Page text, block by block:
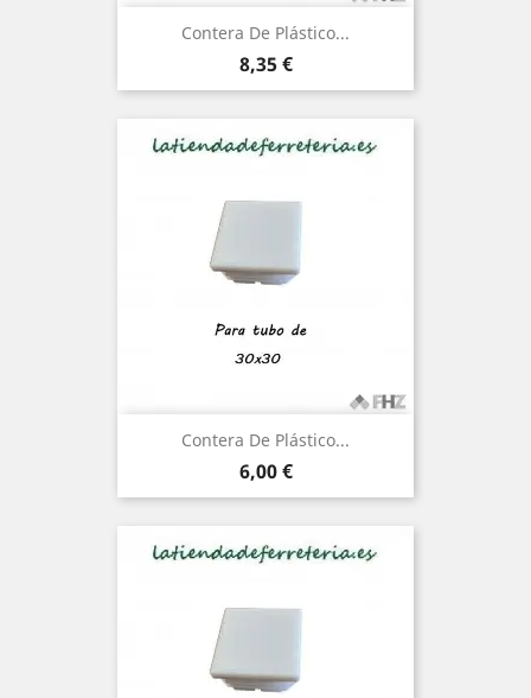
Contera De Plástico...
Precio
8,35 €
Contera De Plástico...
Precio
6,00 €